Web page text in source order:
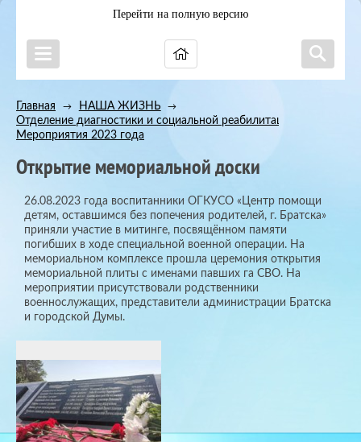
Перейти на полную версию
Главная → НАША ЖИЗНЬ →
Отделение диагностики и социальной реабилитации
Мероприятия 2023 года
Открытие мемориальной доски
26.08.2023 года воспитанники ОГКУСО «Центр помощи
детям, оставшимся без попечения родителей, г. Братска»
приняли участие в митинге, посвящённом памяти
погибших в ходе специальной военной операции. На
мемориальном комплексе прошла церемония открытия
мемориальной плиты с именами павших га СВО. На
мероприятии присутствовали родственники
военнослужащих, представители администрации Братска
и городской Думы.